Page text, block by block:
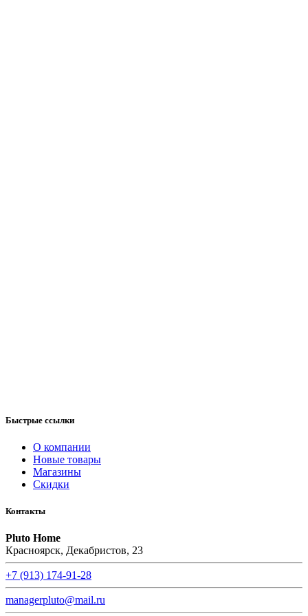
Быстрые ссылки
О компании
Новые товары
Магазины
Скидки
Контакты
Pluto Home
Красноярск, Декабристов, 23
+7 (913) 174-91-28
managerpluto@mail.ru